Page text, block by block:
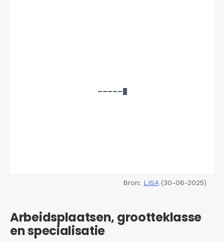
Bron: LISA(30-06-2025)
Arbeidsplaatsen, grootteklasse
en specialisatie